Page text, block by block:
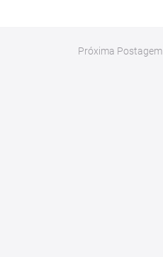
Próxima Postagem